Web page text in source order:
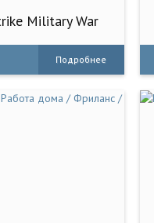
Military War
Подробнее